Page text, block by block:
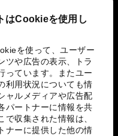
はCookieを使用し
を使って、ユーザー
ツや広告の表示、トラ
っています。またユー
利用状況についても情
ャルメディアや広告配
パートナーに情報を共
で収集された情報は、
ナーに提供した他の情